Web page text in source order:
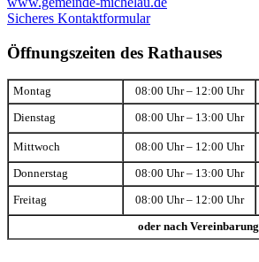
Sicheres Kontaktformular
Öffnungszeiten des Rathauses
Montag 08:00 Uhr – 12:00 Uhr
Dienstag 08:00 Uhr – 13:00 Uhr
Mittwoch 08:00 Uhr – 12:00 Uhr
Donnerstag 08:00 Uhr – 13:00 Uhr
Freitag 08:00 Uhr – 12:00 Uhr
oder nach Vereinbarung